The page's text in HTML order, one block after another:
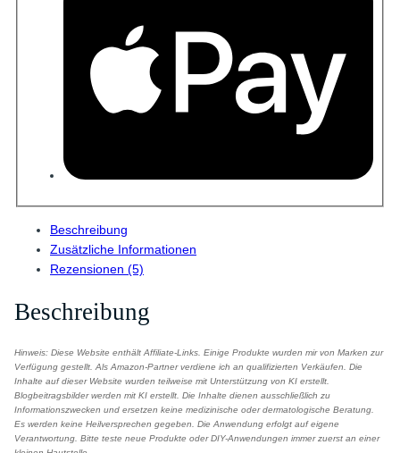
Beschreibung
Zusätzliche Informationen
Rezensionen (5)
Beschreibung
Hinweis: Diese Website enthält Affiliate-Links. Einige Produkte wurden mir von Marken zur
Verfügung gestellt. Als Amazon-Partner verdiene ich an qualifizierten Verkäufen. Die
Inhalte auf dieser Website wurden teilweise mit Unterstützung von KI erstellt.
Blogbeitragsbilder werden mit KI erstellt. Die Inhalte dienen ausschließlich zu
Informationszwecken und ersetzen keine medizinische oder dermatologische Beratung.
Es werden keine Heilversprechen gegeben. Die Anwendung erfolgt auf eigene
Verantwortung. Bitte teste neue Produkte oder DIY-Anwendungen immer zuerst an einer